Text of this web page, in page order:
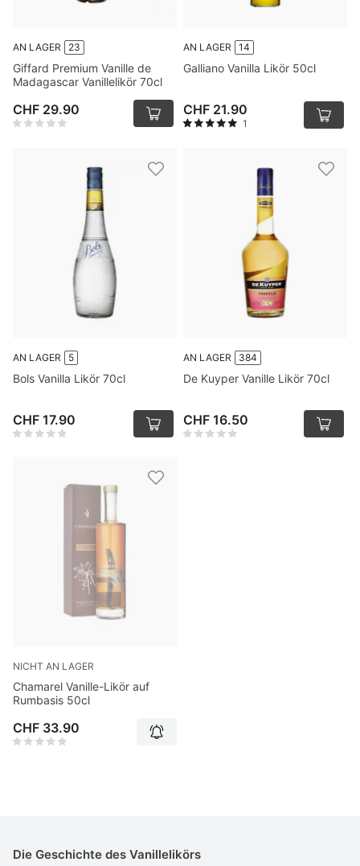
AN LAGER 23
Giffard Premium Vanille de
Madagascar Vanillelikör 70cl
CHF 29.90
AN LAGER 14
Galliano Vanilla Likör 50cl
CHF 21.90
1
AN LAGER 5
Bols Vanilla Likör 70cl
CHF 17.90
AN LAGER 384
De Kuyper Vanille Likör 70cl
CHF 16.50
NICHT AN LAGER
Chamarel Vanille-Likör auf
Rumbasis 50cl
CHF 33.90
Die Geschichte des Vanillelikörs